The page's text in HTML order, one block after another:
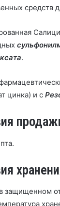
средств
.
цинка) и с
защищенном